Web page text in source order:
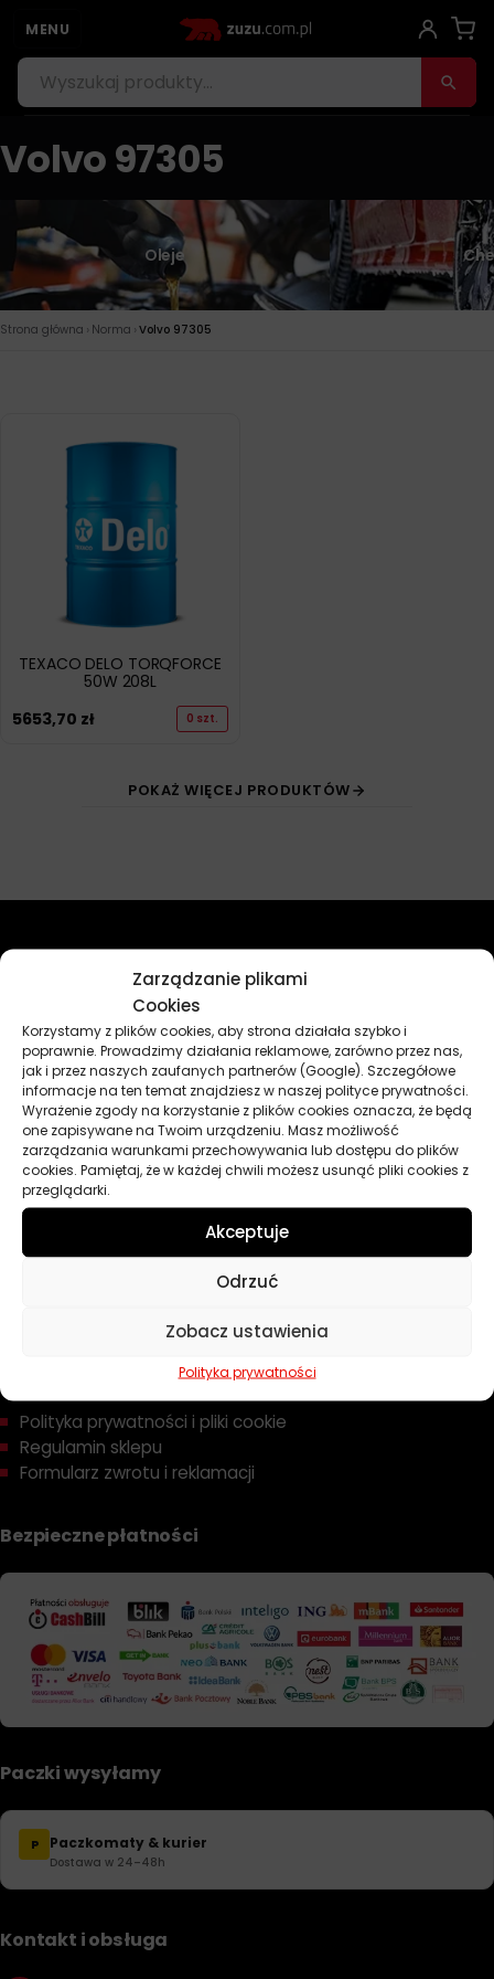
Zarządzanie plikami
Cookies
Korzystamy z plików cookies, aby strona działała szybko i
poprawnie. Prowadzimy działania reklamowe, zarówno przez nas,
jak i przez naszych zaufanych partnerów (Google). Szczegółowe
informacje na ten temat znajdziesz w naszej polityce prywatności.
Wyrażenie zgody na korzystanie z plików cookies oznacza, że będą
one zapisywane na Twoim urządzeniu. Masz możliwość
zarządzania warunkami przechowywania lub dostępu do plików
cookies. Pamiętaj, że w każdej chwili możesz usunąć pliki cookies z
przeglądarki.
Akceptuje
Odrzuć
Zobacz ustawienia
Polityka prywatności
MENU
Volvo 97305
Oleje
Strona główna › Norma › Volvo 97305
TEXACO DELO TORQFORCE
50W 208L
5653,70 zł 0 szt.
POKAŻ WIĘCEJ PRODUKTÓW
Przydatne linki
Chemia
Kosmetyki
Akcesoria
Żarówki
Zapachy
Poradniki
Dobierz olej
Polityka prywatności i pliki cookie
Regulamin sklepu
Formularz zwrotu i reklamacji
Bezpieczne płatności
Paczki wysyłamy
P Paczkomaty & kurier
Dostawa w 24–48h
Kontakt i obsługa